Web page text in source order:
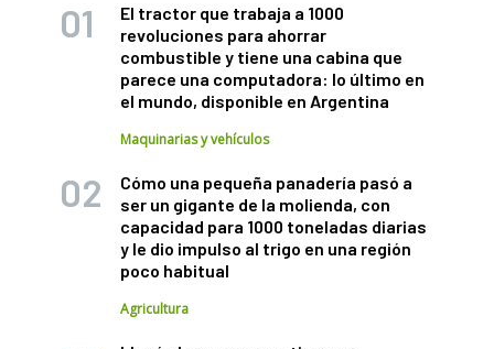
El tractor que trabaja a 1000
revoluciones para ahorrar
combustible y tiene una cabina que
parece una computadora: lo último en
el mundo, disponible en Argentina
Maquinarias y vehículos
Cómo una pequeña panadería pasó a
ser un gigante de la molienda, con
capacidad para 1000 toneladas diarias
y le dio impulso al trigo en una región
poco habitual
Agricultura